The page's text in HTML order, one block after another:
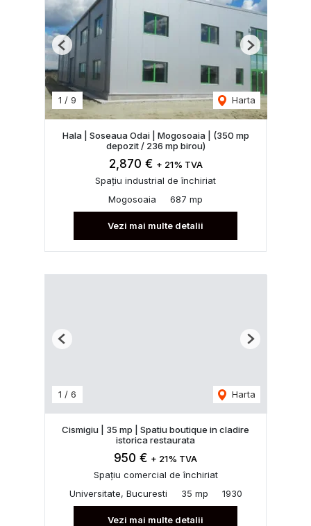
1 / 9 Harta
Previous Next
Hala | Soseaua Odai | Mogosoaia | (350 mp
depozit / 236 mp birou)
2,870 € + 21% TVA
Spațiu industrial de închiriat
Mogosoaia
687 mp
Vezi mai multe detalii
1 / 6 Harta
Previous Next
Cismigiu | 35 mp | Spatiu boutique in cladire
istorica restaurata
950 € + 21% TVA
Spațiu comercial de închiriat
Universitate, Bucuresti
35 mp 1930
Vezi mai multe detalii